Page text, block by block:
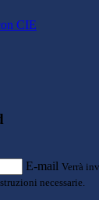
CIE
E-mail Verrà
necessarie.